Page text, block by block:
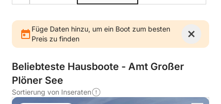
Füge Daten hinzu, um ein Boot zum besten
Preis zu finden
Beliebteste Hausboote - Amt Großer
Plöner See
Sortierung von Inseraten